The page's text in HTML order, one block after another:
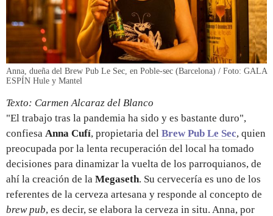
Anna, dueña del Brew Pub Le Sec, en Poble-sec (Barcelona) / Foto: GALA
ESPÍN Hule y Mantel
Texto: Carmen Alcaraz del Blanco
"El trabajo tras la pandemia ha sido y es bastante duro",
confiesa Anna Cufí, propietaria del Brew Pub Le Sec, quien
preocupada por la lenta recuperación del local ha tomado
decisiones para dinamizar la vuelta de los parroquianos, de
ahí la creación de la Megaseth. Su cervecería es uno de los
referentes de la cerveza artesana y responde al concepto de
brew pub, es decir, se elabora la cerveza in situ. Anna, por